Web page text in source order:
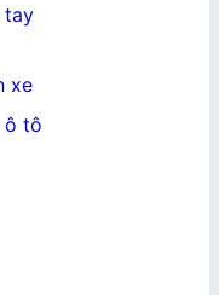
tay
xe
ô tô